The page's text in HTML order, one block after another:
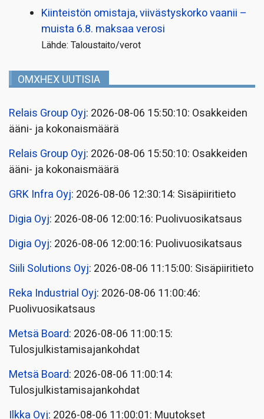
Kiinteistön omistaja, viivästyskorko vaanii –
muista 6.8. maksaa verosi
Lähde: Taloustaito/verot
OMXHEX UUTISIA
Relais Group Oyj: 2026-08-06 15:50:10: Osakkeiden
ääni- ja kokonaismäärä
Relais Group Oyj: 2026-08-06 15:50:10: Osakkeiden
ääni- ja kokonaismäärä
GRK Infra Oyj: 2026-08-06 12:30:14: Sisäpiiritieto
Digia Oyj: 2026-08-06 12:00:16: Puolivuosikatsaus
Digia Oyj: 2026-08-06 12:00:16: Puolivuosikatsaus
Siili Solutions Oyj: 2026-08-06 11:15:00: Sisäpiiritieto
Reka Industrial Oyj: 2026-08-06 11:00:46:
Puolivuosikatsaus
Metsä Board: 2026-08-06 11:00:15:
Tulosjulkistamisajankohdat
Metsä Board: 2026-08-06 11:00:14:
Tulosjulkistamisajankohdat
Ilkka Oyj: 2026-08-06 11:00:01: Muutokset